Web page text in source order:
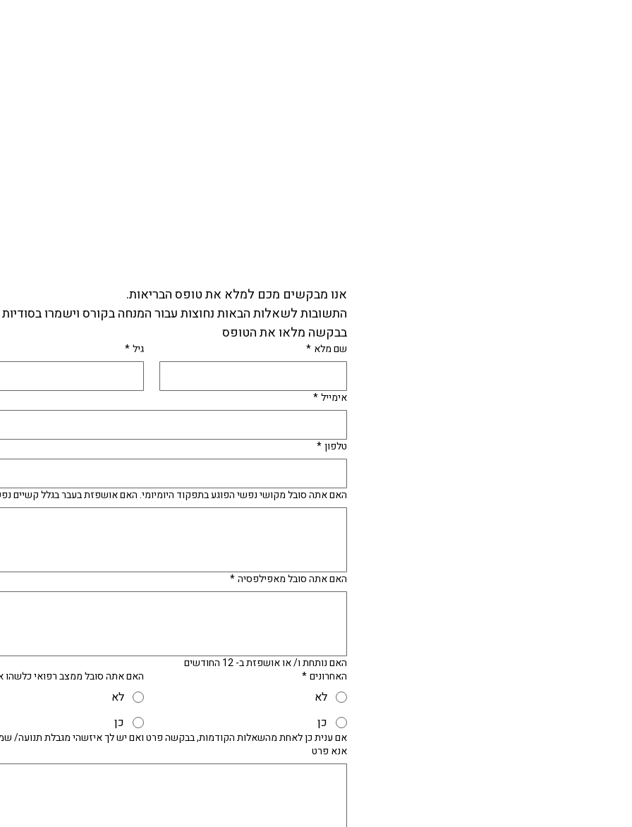
אנו מבקשים מכם למלא את טופס הבריאות.
התשובות לשאלות הבאות נחוצות עבור המנחה בקורס וישמרו
בבקשה מלאו את הטופס
שם מלא * גיל*
אימייל*
טלפון*
האם אתה סובל מקושי נפשי הפוגע בתפקוד היומיומי. האם אושפזת בעבר בגלל קשיים
האם אתה סובל מאפילפסיה*
האם נותחת ו/ או אושפזת ב- 12 החודשים
האחרונים*
לא
כן
האם אתה סובל ממצב רפואי כלשהו
לא
כן
אם ענית כן לאחת מהשאלות הקודמות, בבקשה פרט ואם יש לך איזשהי מגבלת תנועה/
אנא פרט